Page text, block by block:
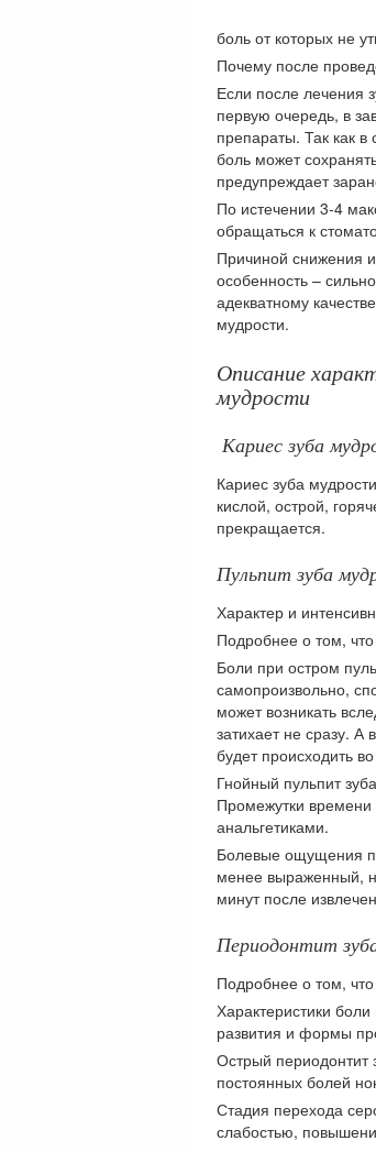
боль от которых не
Почему после
Если после лечения
первую очередь, в
препараты. Так как
боль может
предупреждает
По истечении 3-4
обращаться к
Причиной снижения
особенность –
адекватному
мудрости.
Описание
мудрости
Кариес зуба
Кариес зуба
кислой, острой,
прекращается.
Пульпит зуба
Характер и
Подробнее о том, что
Боли при остром
самопроизвольно,
может возникать
затихает не сразу.
будет происходить
Гнойный пульпит
Промежутки времени
анальгетиками.
Болевые ощущения
менее выраженный,
минут после
Периодонтит
Подробнее о том, что
Характеристики
развития и формы
Острый периодонтит
постоянных болей
Стадия перехода
слабостью,